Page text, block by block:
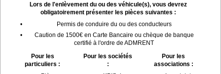
Lors de l'enlèvement du ou des véhicule(s), vous devrez
obligatoirement présenter les pièces suivantes :
•
Permis de conduire du ou des conducteurs
•
Caution de 1500€ en Carte Bancaire ou chèque de banque
certifié à l'ordre de ADMRENT
Pour les
particuliers :
Pour les sociétés
:
Pour les
associations :